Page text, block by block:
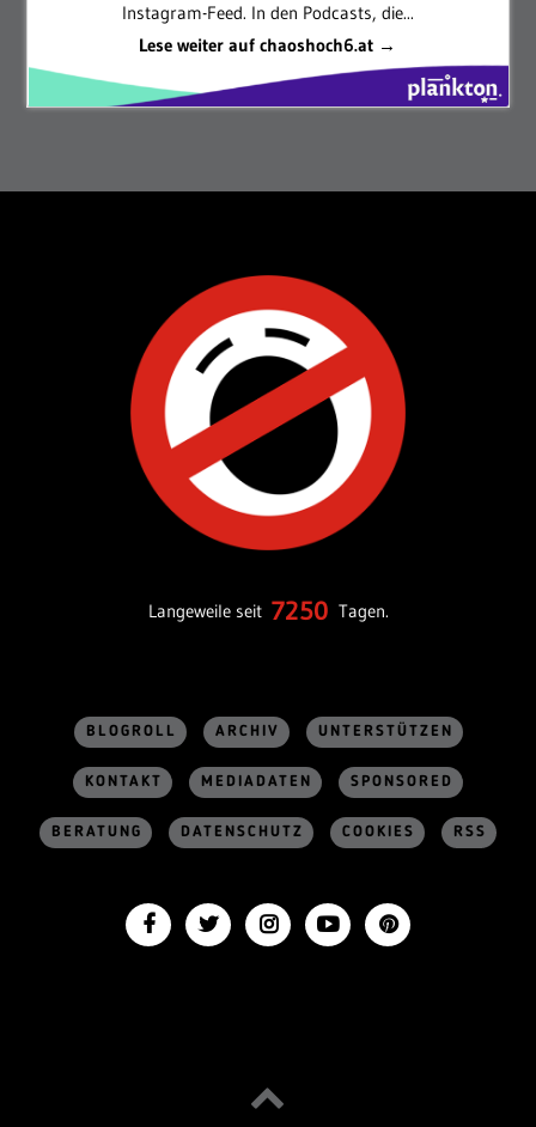
Instagram-Feed. In den Podcasts, die...
Lese weiter auf chaoshoch6.at →
Langeweile seit 7250 Tagen.
BLOGROLL ARCHIV UNTERSTÜTZEN
KONTAKT MEDIADATEN SPONSORED
BERATUNG DATENSCHUTZ COOKIES RSS